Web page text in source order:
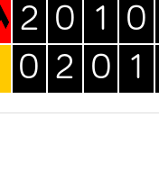
2
0
0
2
1
0
0
1